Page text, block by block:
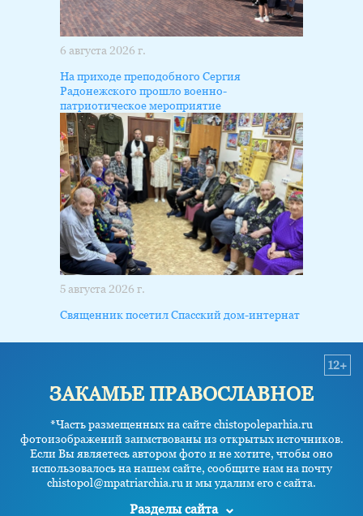
6 августа 2026 г.
На приходе преподобного Сергия
Радонежского прошло военно-
патриотическое мероприятие
5 августа 2026 г.
Священник посетил Спасский дом-интернат
ЗАКАМЬЕ ПРАВОСЛАВНОЕ
*Часть размещенных на сайте chistopoleparhia.ru
фотоизображений заимствованы из открытых источников.
Если Вы являетесь автором фото и не хотите, чтобы оно
использовалось на нашем сайте, сообщите нам на почту
chistopol@mpatriarchia.ru и мы удалим его с сайта.
12+
Разделы сайта